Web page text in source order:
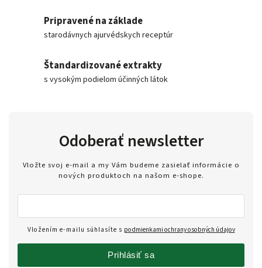
Pripravené na základe
starodávnych ajurvédskych receptúr
Štandardizované extrakty
s vysokým podielom účinných látok
Odoberať newsletter
Vložte svoj e-mail a my Vám budeme zasielať informácie o
nových produktoch na našom e-shope.
Vložením e-mailu súhlasíte s podmienkami ochrany osobných údajov
Prihlásiť sa